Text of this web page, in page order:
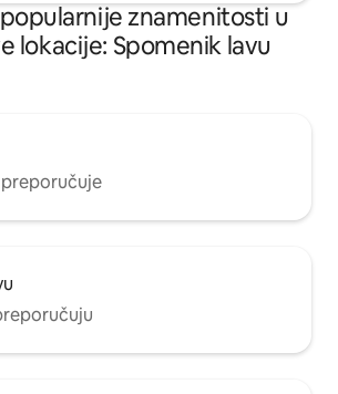
znamenitosti u
lokacije: Spomenik lavu